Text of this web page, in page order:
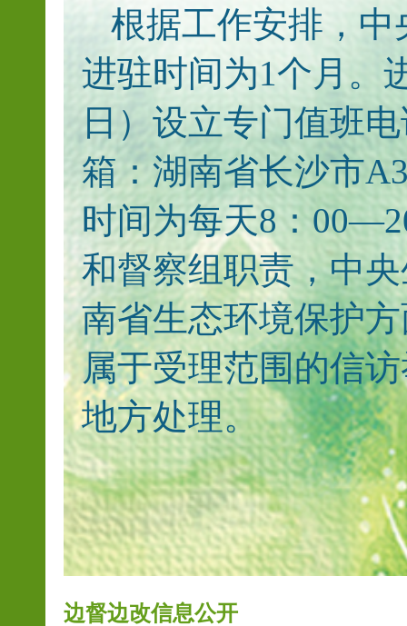
根据工作安排，
进驻时间为1个月。
日）设立专门值班
箱：湖南省长沙市
时间为每天8：
和督察组职责，中
南省生态环境保护
属于受理范围的信
地方处理。
边督边改信息公开